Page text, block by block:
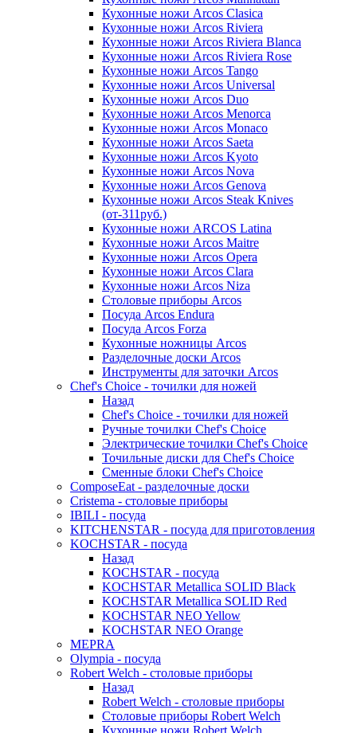
Кухонные ножи Arcos Clasica
Кухонные ножи Arcos Riviera
Кухонные ножи Arcos Riviera Blanca
Кухонные ножи Arcos Riviera Rose
Кухонные ножи Arcos Tango
Кухонные ножи Arcos Universal
Кухонные ножи Arcos Duo
Кухонные ножи Arcos Menorca
Кухонные ножи Arcos Monaco
Кухонные ножи Arcos Saeta
Кухонные ножи Arcos Kyoto
Кухонные ножи Arcos Nova
Кухонные ножи Arcos Genova
Кухонные ножи Arcos Steak Knives
(от-311руб.)
Кухонные ножи ARCOS Latina
Кухонные ножи Arcos Maitre
Кухонные ножи Arcos Opera
Кухонные ножи Arcos Clara
Кухонные ножи Arcos Niza
Столовые приборы Arcos
Посуда Arcos Endura
Посуда Arcos Forza
Кухонные ножницы Arcos
Разделочные доски Arcos
Инструменты для заточки Arcos
Chef's Choice - точилки для ножей
Назад
Chef's Choice - точилки для ножей
Ручные точилки Chef's Choice
Электрические точилки Chef's Choice
Точильные диски для Chef's Choice
Сменные блоки Chef's Choice
ComposeEat - разделочные доски
Cristema - столовые приборы
IBILI - посуда
KITCHENSTAR - посуда для приготовления
KOCHSTAR - посуда
Назад
KOCHSTAR - посуда
KOCHSTAR Metallica SOLID Black
KOCHSTAR Metallica SOLID Red
KOCHSTAR NEO Yellow
KOCHSTAR NEO Orange
MEPRA
Olympia - посуда
Robert Welch - столовые приборы
Назад
Robert Welch - столовые приборы
Столовые приборы Robert Welch
Кухонные ножи Robert Welch